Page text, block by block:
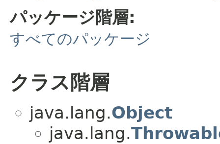
パッケージ階層:
すべてのパッケージ
クラス階層
java.lang.Object
java.lang.